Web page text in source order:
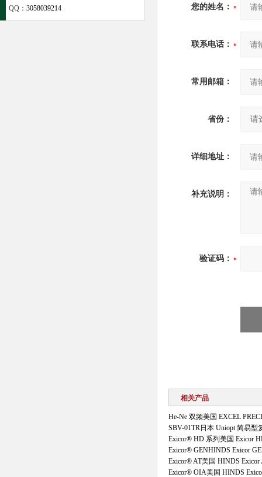
您的姓名：
联系电话：
常用邮箱：
省份：
详细地址：
补充说明：
验证码：
相关产品
He-Ne 双频美国 EXCEL
SBV-01TR日本 Uniopt 简易型
Exicor® HD 系列美国 Exicor
Exicor® GENHINDS Exicor
Exicor® AT美国 HINDS
Exicor® OIA美国 HINDS
QQ： 3058039214